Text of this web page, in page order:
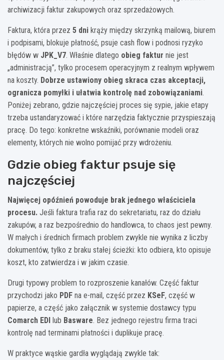
archiwizacji faktur zakupowych oraz sprzedażowych.
Faktura, która przez 5 dni krąży między skrzynką mailową, biurem
i podpisami, blokuje płatność, psuje cash flow i podnosi ryzyko
błędów w JPK_V7. Właśnie dlatego obieg faktur nie jest
„administracją”, tylko procesem operacyjnym z realnym wpływem
na koszty. Dobrze ustawiony obieg skraca czas akceptacji,
ogranicza pomyłki i ułatwia kontrolę nad zobowiązaniami.
Poniżej zebrano, gdzie najczęściej proces się sypie, jakie etapy
trzeba ustandaryzować i które narzędzia faktycznie przyspieszają
pracę. Do tego: konkretne wskaźniki, porównanie modeli oraz
elementy, których nie wolno pomijać przy wdrożeniu.
Gdzie obieg faktur psuje się
najczęściej
Najwięcej opóźnień powoduje brak jednego właściciela
procesu. Jeśli faktura trafia raz do sekretariatu, raz do działu
zakupów, a raz bezpośrednio do handlowca, to chaos jest pewny.
W małych i średnich firmach problem zwykle nie wynika z liczby
dokumentów, tylko z braku stałej ścieżki: kto odbiera, kto opisuje
koszt, kto zatwierdza i w jakim czasie.
Drugi typowy problem to rozproszenie kanałów. Część faktur
przychodzi jako PDF na e-mail, część przez KSeF, część w
papierze, a część jako załącznik w systemie dostawcy typu
Comarch EDI lub Basware. Bez jednego rejestru firma traci
kontrolę nad terminami płatności i duplikuje pracę.
W praktyce wąskie gardła wyglądają zwykle tak: